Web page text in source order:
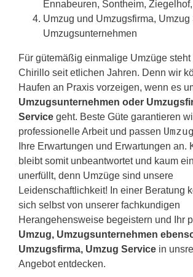
Ennabeuren, Sontheim,
Umzug und Umzugsfirma,
Umzugsunternehmen
Für gütemäßig einmalige Umzüge steht
Chirillo seit etlichen Jahren. Denn wir
Haufen an Praxis vorzeigen, wenn es
Umzugsunternehmen oder
Service geht. Beste Güte garantieren
professionelle Arbeit und passen Umzug
Ihre Erwartungen und Erwartungen an.
bleibt somit unbeantwortet und kaum
unerfüllt, denn Umzüge sind unsere
Leidenschaftlichkeit! In einer Beratung
sich selbst von unserer fachkundigen
Herangehensweise begeistern und Ihr
Umzug, Umzugsunternehmen
Umzugsfirma, Umzug Service in
Angebot entdecken.